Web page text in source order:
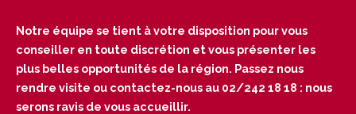
Notre équipe se tient à votre disposition pour vous
conseiller en toute discrétion et vous présenter les
plus belles opportunités de la région. Passez nous
rendre visite ou contactez-nous au 02/242 18 18 : nous
serons ravis de vous accueillir.